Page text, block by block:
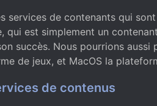
services de contenants qui
qui est simplement un
succès. Nous pourrions aussi
de jeux, et MacOS la
de contenus